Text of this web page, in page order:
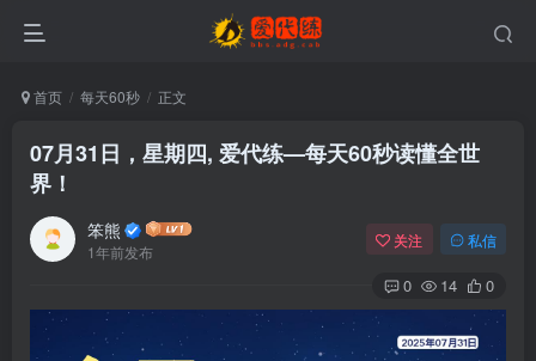
首页 每天60秒 正文
07月31日，星期四, 爱代练—每天60秒读懂全世
界！
笨熊
1年前发布
关注 私信
0 14 0